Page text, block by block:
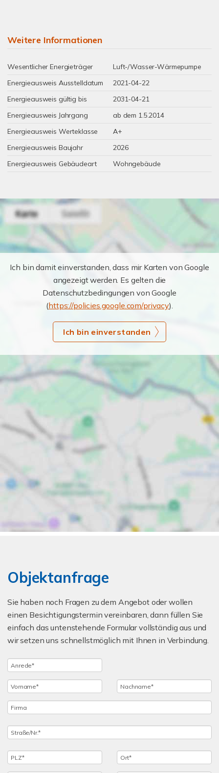
Weitere Informationen
Wesentlicher Energieträger
Luft-/Wasser-Wärmepumpe
Energieausweis Ausstelldatum
2021-04-22
Energieausweis gültig bis
2031-04-21
Energieausweis Jahrgang
ab dem 1.5.2014
Energieausweis Werteklasse
A+
Energieausweis Baujahr
2026
Energieausweis Gebäudeart
Wohngebäude
Ich bin damit einverstanden, dass mir Karten von Google
angezeigt werden. Es gelten die
Datenschutzbedingungen von Google
(https://policies.google.com/privacy).
Ich bin einverstanden
Objektanfrage
Sie haben noch Fragen zu dem Angebot oder wollen
einen Besichtigungstermin vereinbaren, dann füllen Sie
einfach das untenstehende Formular vollständig aus und
wir setzen uns schnellstmöglich mit Ihnen in Verbindung.